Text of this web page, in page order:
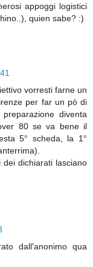
appoggi logistici
quien sabe? :)
vorresti farne un
per far un pò di
diventa
80 se va bene il
5° scheda, la 1°
dichiarati lasciano
dall'anonimo qua